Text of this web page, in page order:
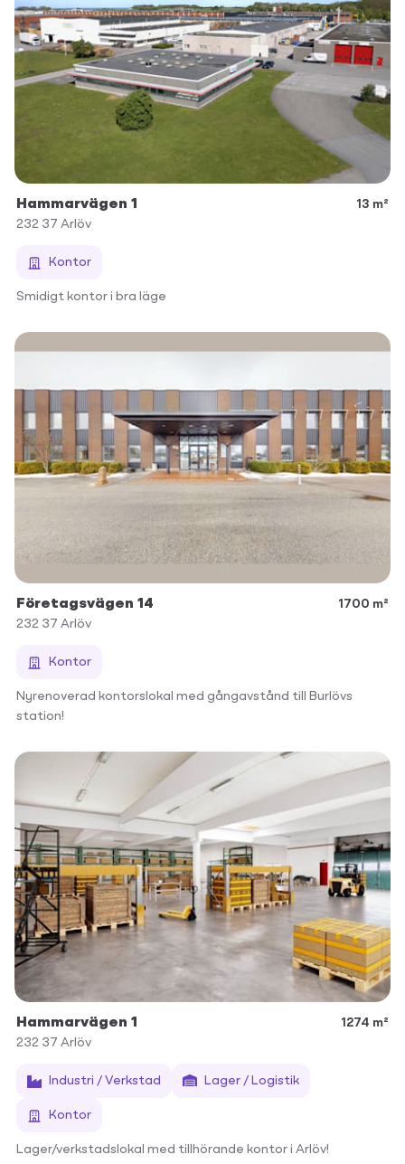
Hammarvägen 1
13 m²
232 37 Arlöv
Kontor
Smidigt kontor i bra läge
Företagsvägen 14
1700 m²
232 37 Arlöv
Kontor
Nyrenoverad kontorslokal med gångavstånd till Burlövs
station!
Hammarvägen 1
1274 m²
232 37 Arlöv
Industri / Verkstad Lager / Logistik
Kontor
Lager/verkstadslokal med tillhörande kontor i Arlöv!